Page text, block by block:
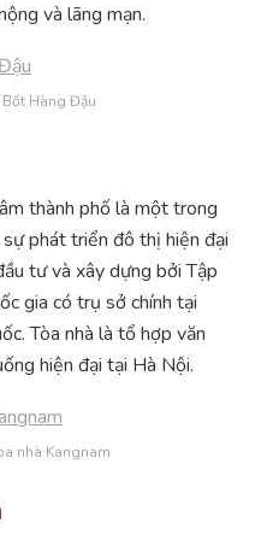
và lãng mạn.
Bốt Hàng Đậu
thành phố là một trong
phát triển đô thị hiện đại
tư và xây dựng bởi Tập
gia có trụ sở chính tại
Tòa nhà là tổ hợp văn
hiện đại tại Hà Nội.
nhà Kangnam